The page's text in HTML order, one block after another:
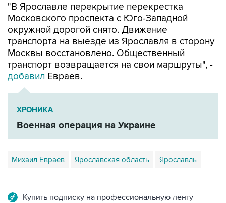
"В Ярославле перекрытие перекрестка
Московского проспекта с Юго-Западной
окружной дорогой снято. Движение
транспорта на выезде из Ярославля в сторону
Москвы восстановлено. Общественный
транспорт возвращается на свои маршруты", -
добавил Евраев.
ХРОНИКА
Военная операция на Украине
Михаил Евраев Ярославская область Ярославль
Купить подписку на профессиональную ленту